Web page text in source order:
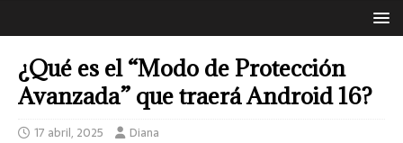
¿Qué es el “Modo de Protección
Avanzada” que traerá Android 16?
17 abril, 2025 Diana